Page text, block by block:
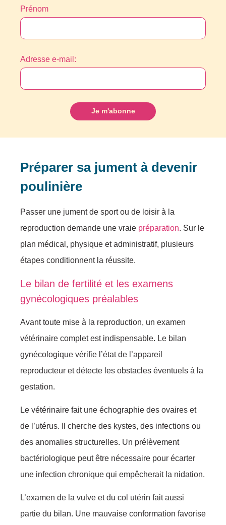
Prénom
Adresse e-mail:
Préparer sa jument à devenir
poulinière
Passer une jument de sport ou de loisir à la
reproduction demande une vraie préparation. Sur le
plan médical, physique et administratif, plusieurs
étapes conditionnent la réussite.
Le bilan de fertilité et les examens
gynécologiques préalables
Avant toute mise à la reproduction, un examen
vétérinaire complet est indispensable. Le bilan
gynécologique vérifie l’état de l’appareil
reproducteur et détecte les obstacles éventuels à la
gestation.
Le vétérinaire fait une échographie des ovaires et
de l’utérus. Il cherche des kystes, des infections ou
des anomalies structurelles. Un prélèvement
bactériologique peut être nécessaire pour écarter
une infection chronique qui empêcherait la nidation.
L’examen de la vulve et du col utérin fait aussi
partie du bilan. Une mauvaise conformation favorise